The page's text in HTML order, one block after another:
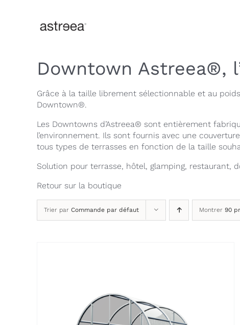
Downtown Astreea®,
Grâce à la taille librement sélectionnable et au
Downtown®.
Les Downtowns d’Astreea® sont entièrement
l’environnement. Ils sont fournis avec une
tous types de terrasses en fonction de la taille
Solution pour terrasse, hôtel, glamping, restaurant,
Retour sur la boutique
Trier par Commande par défaut Montrer 90